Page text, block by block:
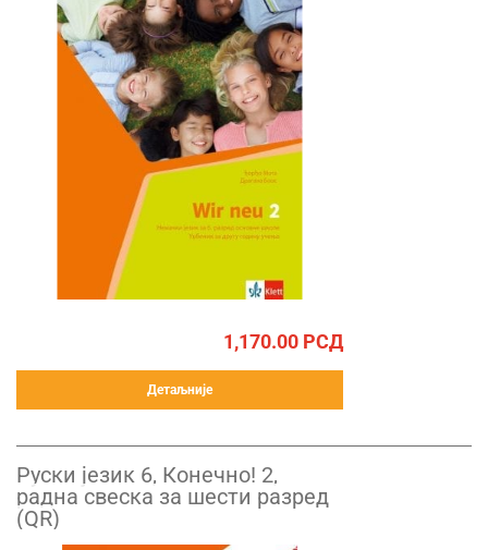
1,170.00 РСД
Детаљније
Руски језик 6, Конечно! 2,
радна свеска за шести разред
(QR)